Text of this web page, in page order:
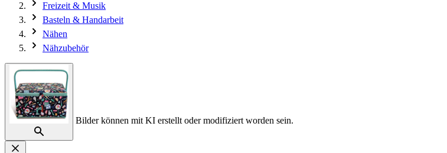
Freizeit & Musik
Basteln & Handarbeit
Nähen
Nähzubehör
Bilder können mit KI erstellt oder modifiziert worden sein.